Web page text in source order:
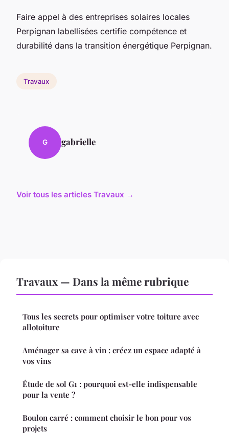
Faire appel à des entreprises solaires locales
Perpignan labellisées certifie compétence et
durabilité dans la transition énergétique Perpignan.
Travaux
G gabrielle
Voir tous les articles Travaux →
Travaux — Dans la même rubrique
Tous les secrets pour optimiser votre toiture avec
allotoiture
Aménager sa cave à vin : créez un espace adapté à
vos vins
Étude de sol G1 : pourquoi est-elle indispensable
pour la vente ?
Boulon carré : comment choisir le bon pour vos
projets